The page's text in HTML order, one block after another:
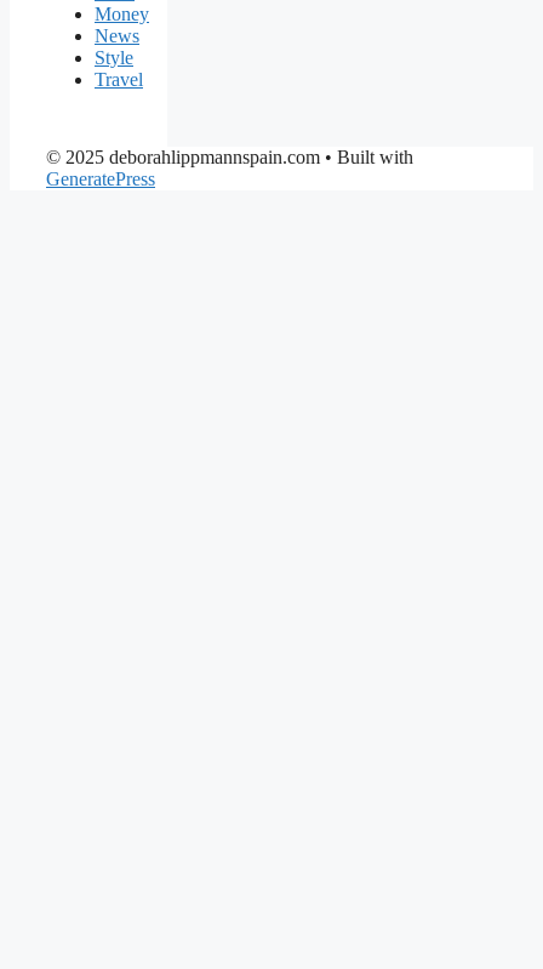
Money
News
Style
Travel
© 2025 deborahlippmannspain.com • Built with
GeneratePress